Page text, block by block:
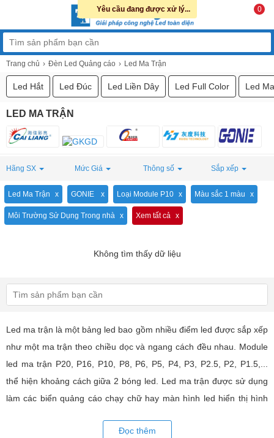
0
Trang chủ Đèn Led Quảng cáo Led Ma Trận
Led Hắt Led Đúc Led Liền Dây Led Full Color Led
LED MA TRẬN
Hãng SX Mức Giá Thông số Sắp xếp
Led Ma Trận GONIE Loại Module P10 Màu sắc 1 màu
Môi Trường Sử Dụng Trong nhà Xem tất cả
Không tìm thấy dữ liệu
Led ma trận là một bảng led bao gồm nhiều điểm led được sắp xếp
như một ma trận theo chiều dọc và ngang cách đều nhau. Module
led ma trận P20, P16, P10, P8, P6, P5, P4, P3, P2.5, P2, P1.5,...
thể hiện khoảng cách giữa 2 bóng led. Led ma trận được sử dụng
làm các biển quảng cáo chạy chữ hay màn hình led hiển thị hình
nhiều lĩnh vực của cuộc sống. LED Trường An cung cấp tất cả các
Đọc thêm
Yêu cầu đang được xử lý...